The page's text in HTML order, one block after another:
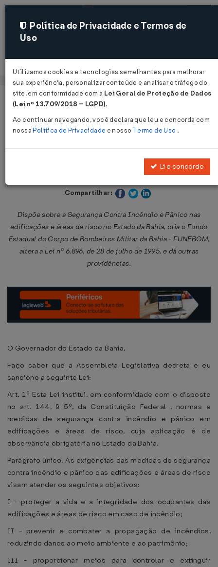
Acessar
Página Inicial Legislações
Lei Nº 12929 DE 27/12/2013
Publicado no DOE - BA em 29 dez 2013
Compartilhar:
Dispõe sobre a Segurança Contra Incêndio e Pânico nas
edificações e áreas de risco no Estado da Bahia, cria o Fundo
Estadual do Corpo de Bombeiros Militar da Bahia - FUNEBOM,
altera a Lei nº 6.896, de 28 de julho de 1995, e dá outras
providências.
O Governador do Estado da Bahia,
Faço saber que a Assembleia Legislativa decreta e eu
sanciono a seguinte Lei:
Art. 1º Esta Lei institui, em conformidade com o disposto
no art. 144, § 5º, da Constituição Federal , normas e
medidas de segurança contra incêndio e pânico em
edificações e áreas de risco, cuja aplicação é de
observância obrigatória no Estado da Bahia.
Parágrafo único. As exigências das medidas de segurança
contra incêndio e pânico das edificações e áreas de risco
visam atender os seguintes objetivos:
I - proteger a vida e a integridade dos ocupantes das
edificações e áreas de risco em caso de incêndio;
II - prevenir e combater a propagação de incêndios,
reduzindo danos ao meio ambiente e ao patrimônio;
III - proporcionar meios para controlar e extinguir
Política de Privacidade e Termos de
Uso
Utilizamos cookies e tecnologias semelhantes para melhorar
sua experiência, personalizar conteúdo e analisar o tráfego do
site, em conformidade com a Lei Geral de Proteção de Dados
(Lei nº 13.709/2018 – LGPD).
Ao continuar navegando, você declara que leu e concorda com
nossaPolítica de Privacidade e nosso Termo de Uso .
Li e concordo